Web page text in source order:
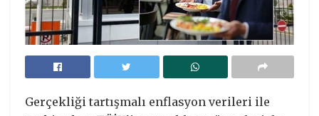
Gerçekliği tartışmalı enflasyon verileri ile